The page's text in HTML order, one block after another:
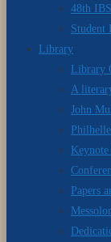
48th
Student
Library
Library
A
John
Papers